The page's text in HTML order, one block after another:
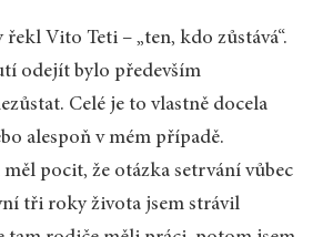
řekl Vito Teti – „ten, kdo zůstává“.
odejít bylo především
Celé je to vlastně docela
alespoň v mém případě.
pocit, že otázka setrvání vůbec
tři roky života jsem strávil